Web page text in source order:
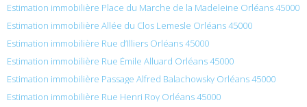
Estimation immobilière Place du Marche de la Madeleine Orléans 45000
Estimation immobilière Allée du Clos Lemesle Orléans 45000
Estimation immobilière Rue d’Illiers Orléans 45000
Estimation immobilière Rue Émile Alluard Orléans 45000
Estimation immobilière Passage Alfred Balachowsky Orléans 45000
Estimation immobilière Rue Henri Roy Orléans 45000